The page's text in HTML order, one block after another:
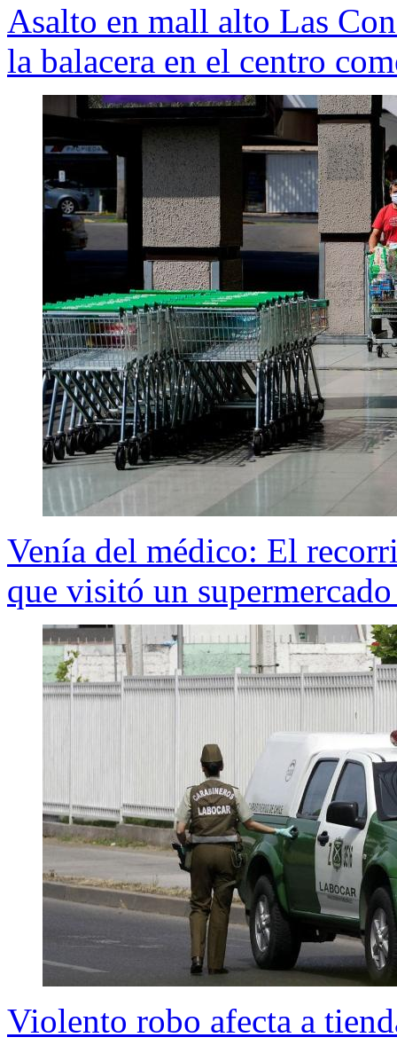
Asalto en mall alto Las
la balacera en el centro
Venía del médico: El
que visitó un
Violento robo afecta a